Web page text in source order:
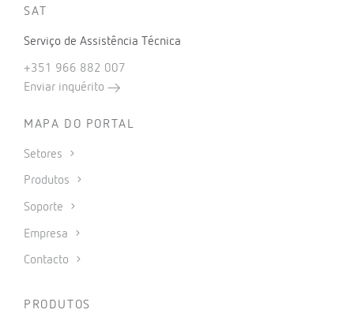
SAT
Serviço de Assistência Técnica
+351 966 882 007
Enviar inquérito
MAPA DO PORTAL
Setores
Produtos
Soporte
Empresa
Contacto
PRODUTOS